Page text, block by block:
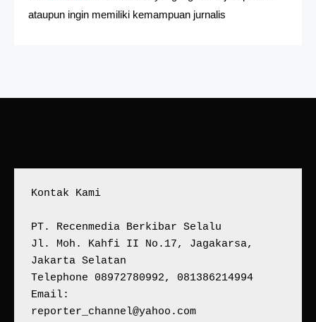
ataupun ingin memiliki kemampuan jurnalis
Kontak Kami
PT. Recenmedia Berkibar Selalu
Jl. Moh. Kahfi II No.17, Jagakarsa,
Jakarta Selatan
Telephone 08972780992, 081386214994
Email:
reporter_channel@yahoo.com